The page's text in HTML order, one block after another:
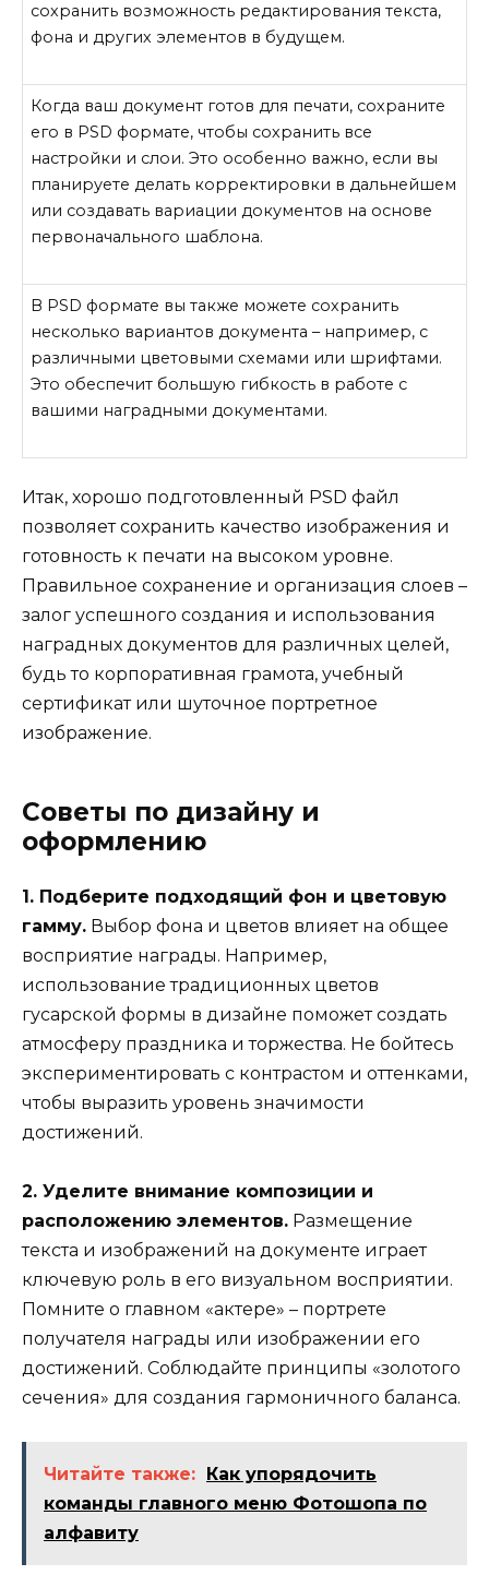
сохранить возможность редактирования текста,
фона и других элементов в будущем.
Когда ваш документ готов для печати, сохраните
его в PSD формате, чтобы сохранить все
настройки и слои. Это особенно важно, если вы
планируете делать корректировки в дальнейшем
или создавать вариации документов на основе
первоначального шаблона.
В PSD формате вы также можете сохранить
несколько вариантов документа – например, с
различными цветовыми схемами или шрифтами.
Это обеспечит большую гибкость в работе с
вашими наградными документами.
Итак, хорошо подготовленный PSD файл
позволяет сохранить качество изображения и
готовность к печати на высоком уровне.
Правильное сохранение и организация слоев –
залог успешного создания и использования
наградных документов для различных целей,
будь то корпоративная грамота, учебный
сертификат или шуточное портретное
изображение.
Советы по дизайну и
оформлению
1. Подберите подходящий фон и цветовую
гамму. Выбор фона и цветов влияет на общее
восприятие награды. Например,
использование традиционных цветов
гусарской формы в дизайне поможет создать
атмосферу праздника и торжества. Не бойтесь
экспериментировать с контрастом и оттенками,
чтобы выразить уровень значимости
достижений.
2. Уделите внимание композиции и
расположению элементов. Размещение
текста и изображений на документе играет
ключевую роль в его визуальном восприятии.
Помните о главном «актере» – портрете
получателя награды или изображении его
достижений. Соблюдайте принципы «золотого
сечения» для создания гармоничного баланса.
Читайте также: Как упорядочить
команды главного меню Фотошопа по
алфавиту